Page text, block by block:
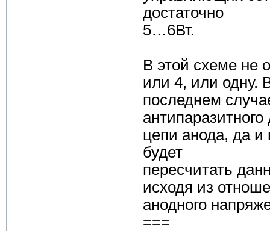
достаточно
5…6Вт.
В этой схеме не
или 4, или одну.
последнем
цепи анода, да и
будет
пересчитать
исходя из
анодного
===